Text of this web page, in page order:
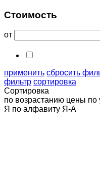
Стоимость
от
применить сбросить
фильтр сортировка
Сортировка
по возрастанию цены по
Я по алфавиту Я-А